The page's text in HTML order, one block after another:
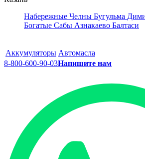
Набережные Челны Бугульма
Богатые Сабы Азнакаево Балтаси
Аккумуляторы Автомасла
8-800-600-90-03Напишите нам